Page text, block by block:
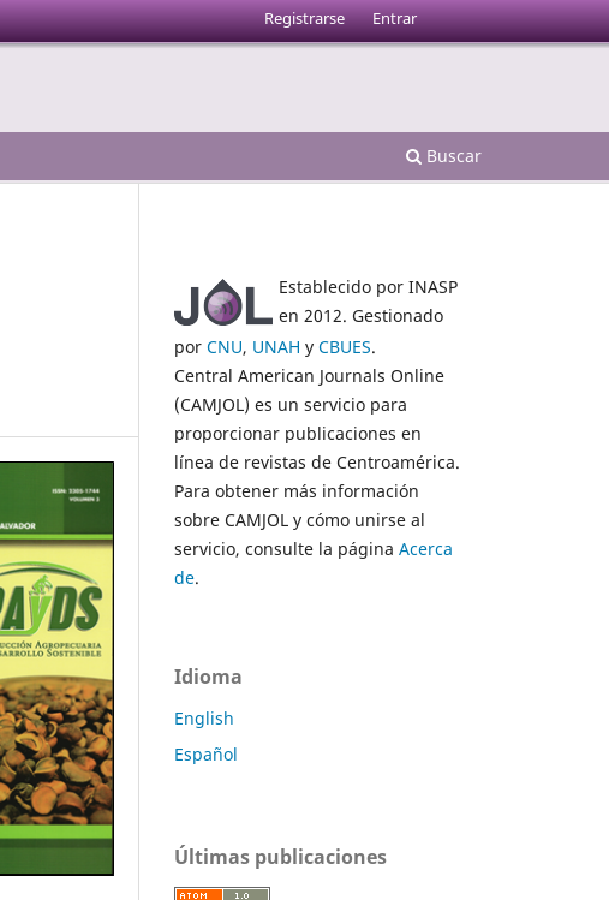
Buscar
Registrarse Entrar
Establecido por INASP
en 2012. Gestionado
por CNU, UNAH y CBUES.
Central American Journals Online
(CAMJOL) es un servicio para
proporcionar publicaciones en
línea de revistas de Centroamérica.
Para obtener más información
sobre CAMJOL y cómo unirse al
servicio, consulte la página Acerca
de.
Idioma
English
Español
Últimas publicaciones